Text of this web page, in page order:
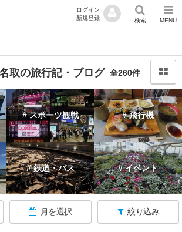
ログイン
新規登録
検索 MENU
取の旅行記・ブログ 全260件
# スポーツ観戦 # 飛行機
# 鉄道・バス # イベント
月を選択 絞り込み